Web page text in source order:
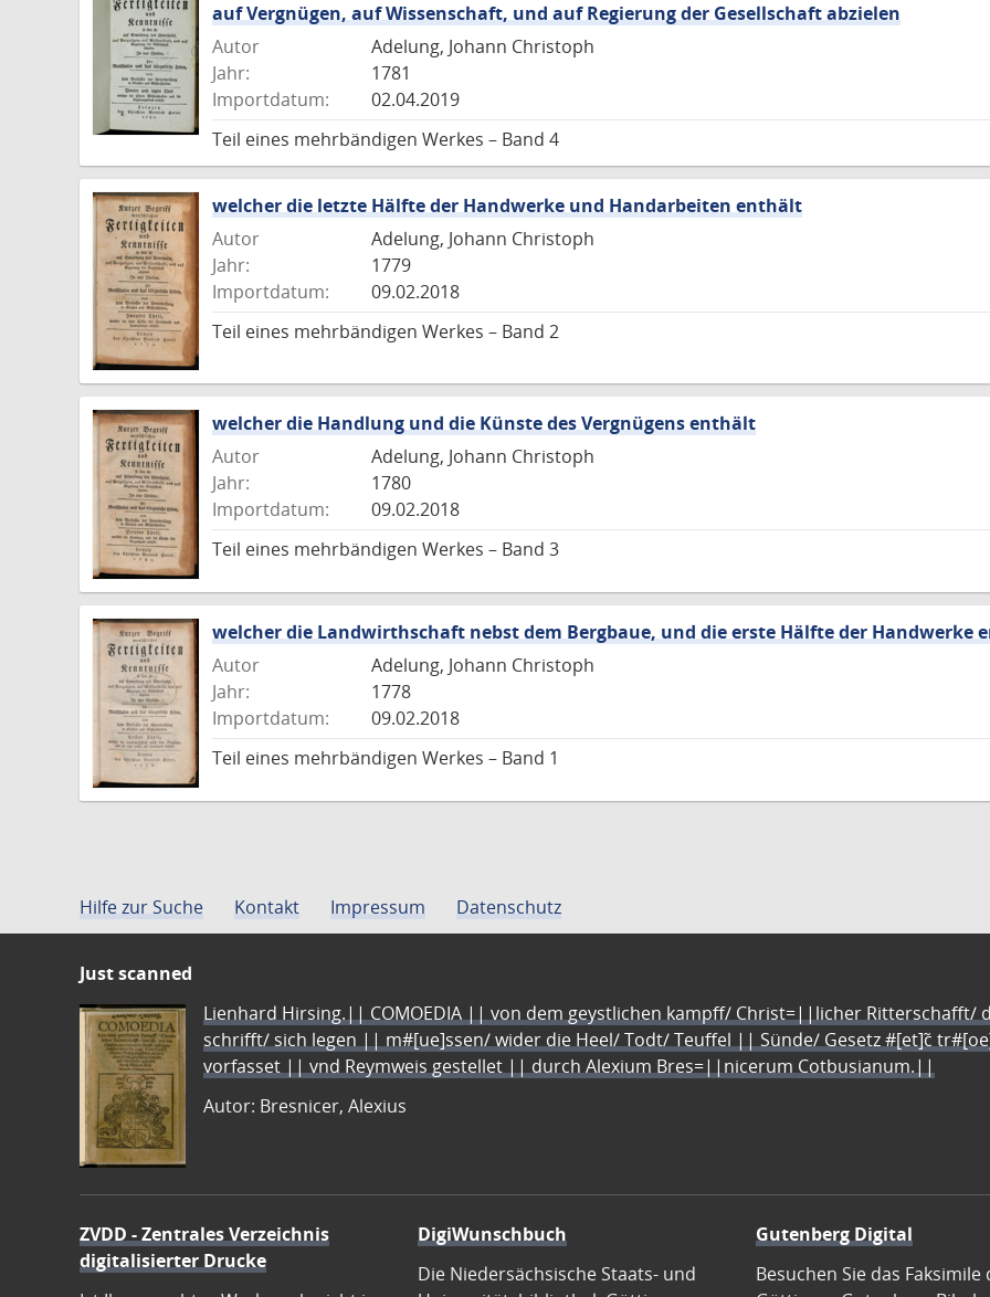
auf Vergnügen, auf Wissenschaft, und auf Regierung der Gesellschaft abzielen
Autor
Adelung, Johann Christoph
Jahr:
1781
Importdatum:
02.04.2019
Teil eines mehrbändigen Werkes – Band 4
welcher die letzte Hälfte der Handwerke und Handarbeiten enthält
Autor
Adelung, Johann Christoph
Jahr:
1779
Importdatum:
09.02.2018
Teil eines mehrbändigen Werkes – Band 2
welcher die Handlung und die Künste des Vergnügens enthält
Autor
Adelung, Johann Christoph
Jahr:
1780
Importdatum:
09.02.2018
Teil eines mehrbändigen Werkes – Band 3
welcher die Landwirthschaft nebst dem Bergbaue, und die erste Hälfte der Handwerke
Autor
Adelung, Johann Christoph
Jahr:
1778
Importdatum:
09.02.2018
Teil eines mehrbändigen Werkes – Band 1
Hilfe zur Suche Kontakt Impressum Datenschutz
Just scanned
Lienhard Hirsing.|| COMOEDIA || von dem geystlichen kampff/ Christ=||licher Ritterschafft/
schrifft/ sich legen || m#[ue]ssen/ wider die Heel/ Todt/ Teuffel || Sünde/ Gesetz #[et]c̃
vorfasset || vnd Reymweis gestellet || durch Alexium Bres=||nicerum Cotbusianum.||
Autor: Bresnicer, Alexius
ZVDD - Zentrales Verzeichnis
digitalisierter Drucke
DigiWunschbuch
Die Niedersächsische Staats- und
Gutenberg Digital
Besuchen Sie das Faksimile